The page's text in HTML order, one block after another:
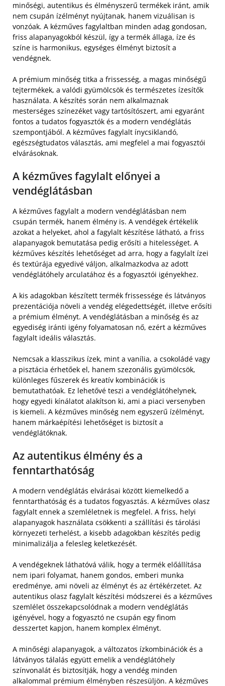
minőségi, autentikus és élményszerű termékek iránt, amik
nem csupán ízélményt nyújtanak, hanem vizuálisan is
vonzóak. A kézműves fagylaltban minden adag gondosan,
friss alapanyagokból készül, így a termék állaga, íze és
színe is harmonikus, egységes élményt biztosít a
vendégnek.
A prémium minőség titka a frissesség, a magas minőségű
tejtermékek, a valódi gyümölcsök és természetes ízesítők
használata. A készítés során nem alkalmaznak
mesterséges színezéket vagy tartósítószert, ami egyaránt
fontos a tudatos fogyasztók és a modern vendéglátás
szempontjából. A kézműves fagylalt ínycsiklandó,
egészségtudatos választás, ami megfelel a mai fogyasztói
elvárásoknak.
A kézműves fagylalt előnyei a
vendéglátásban
A kézműves fagylalt a modern vendéglátásban nem
csupán termék, hanem élmény is. A vendégek értékelik
azokat a helyeket, ahol a fagylalt készítése látható, a friss
alapanyagok bemutatása pedig erősíti a hitelességet. A
kézműves készítés lehetőséget ad arra, hogy a fagylalt ízei
és textúrája egyedivé váljon, alkalmazkodva az adott
vendéglátóhely arculatához és a fogyasztói igényekhez.
A kis adagokban készített termék frissessége és látványos
prezentációja növeli a vendég elégedettségét, illetve erősíti
a prémium élményt. A vendéglátásban a minőség és az
egyediség iránti igény folyamatosan nő, ezért a kézműves
fagylalt ideális választás.
Nemcsak a klasszikus ízek, mint a vanília, a csokoládé vagy
a pisztácia érhetőek el, hanem szezonális gyümölcsök,
különleges fűszerek és kreatív kombinációk is
bemutathatóak. Ez lehetővé teszi a vendéglátóhelynek,
hogy egyedi kínálatot alakítson ki, ami a piaci versenyben
is kiemeli. A kézműves minőség nem egyszerű ízélményt,
hanem márkaépítési lehetőséget is biztosít a
vendéglátóknak.
Az autentikus élmény és a
fenntarthatóság
A modern vendéglátás elvárásai között kiemelkedő a
fenntarthatóság és a tudatos fogyasztás. A kézműves olasz
fagylalt ennek a szemléletnek is megfelel. A friss, helyi
alapanyagok használata csökkenti a szállítási és tárolási
környezeti terhelést, a kisebb adagokban készítés pedig
minimalizálja a felesleg keletkezését.
A vendégeknek láthatóvá válik, hogy a termék előállítása
nem ipari folyamat, hanem gondos, emberi munka
eredménye, ami növeli az élményt és az értékérzetet. Az
autentikus olasz fagylalt készítési módszerei és a kézműves
szemlélet összekapcsolódnak a modern vendéglátás
igényével, hogy a fogyasztó ne csupán egy finom
desszertet kapjon, hanem komplex élményt.
A minőségi alapanyagok, a változatos ízkombinációk és a
látványos tálalás együtt emelik a vendéglátóhely
színvonalát és biztosítják, hogy a vendég minden
alkalommal prémium élményben részesüljön. A kézműves